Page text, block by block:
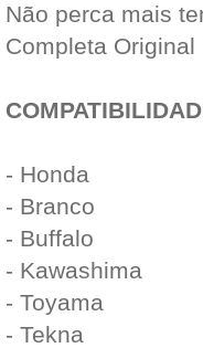
Não perca mais
Completa
- Honda
- Branco
- Buffalo
- Kawashima
- Toyama
- Tekna